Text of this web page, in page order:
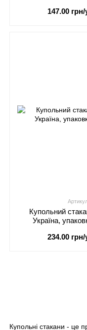
Купольні стакани - це
147.00 грн/
Купольний
Україна,
234.00 грн/